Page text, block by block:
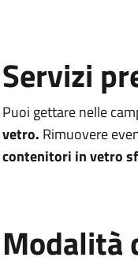
Servizi
Puoi gettare nelle
vetro. Rimuovere
contenitori in vetro
Modalità